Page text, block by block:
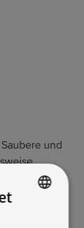
und
LED-
bezüglich